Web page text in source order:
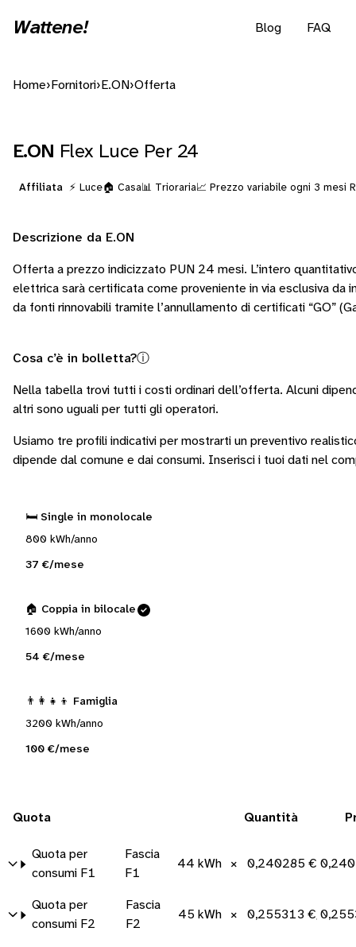
Wattene! Blog FAQ
Home› Fornitori› E.ON›Offerta
E.ON Flex Luce Per 24
Affiliata ⚡ Luce🏠 Casa📊 Trioraria📈 Prezzo variabile ogni 3 mesi
Descrizione da E.ON
Offerta a prezzo indicizzato PUN 24 mesi. L’intero
elettrica sarà certificata come proveniente in via esclusiva da
da fonti rinnovabili tramite l’annullamento di certificati “GO”
Cosa c’è in bolletta?ⓘ
Nella tabella trovi tutti i costi ordinari dell’offerta. Alcuni
altri sono uguali per tutti gli operatori.
Usiamo tre profili indicativi per mostrarti un preventivo
dipende dal comune e dai consumi. Inserisci i tuoi dati nel
🛏️ Single in monolocale
800 kWh/anno
37 €/mese
🏠 Coppia in bilocale
1600 kWh/anno
54 €/mese
👨‍👩‍👧‍👦 Famiglia
3200 kWh/anno
100 €/mese
Quota Quantità
Quota per
consumi F1
Fascia
F1
44 kWh × 0,240285 €/kWh
Quota per
consumi F2
Fascia
F2
45 kWh × 0,255313 €/kWh